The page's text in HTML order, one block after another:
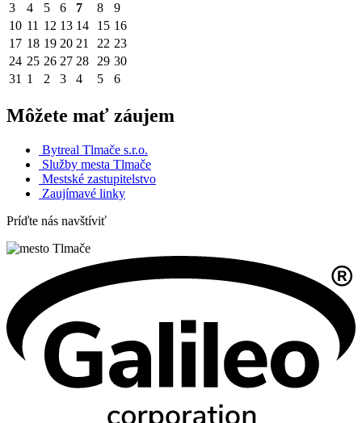
3
4 5 6 7 8
9
10 11 12 13 14 15 16
17 18 19 20 21 22 23
24 25 26 27 28 29 30
31 1 2 3 4 5 6
Môžete mať záujem
Bytreal Tlmače s.r.o.
Služby mesta Tlmače
Mestské zastupitelstvo
Zaujímavé linky
Príďte nás navštíviť